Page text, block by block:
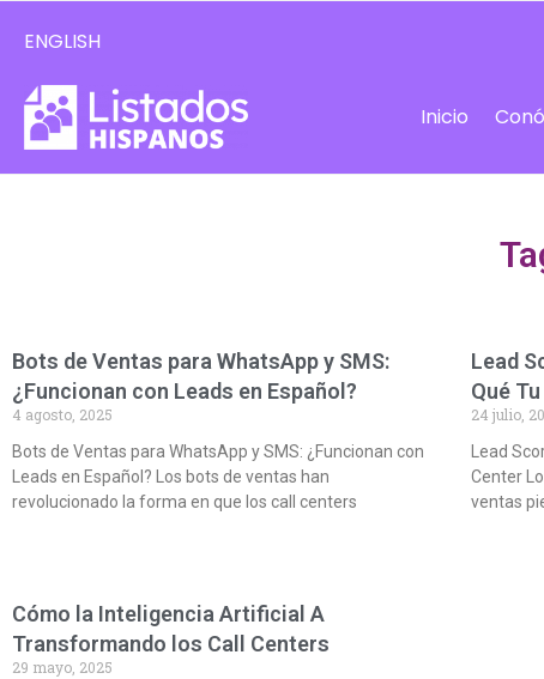
ENGLISH
Inicio
Bots de Ventas para WhatsApp y SMS:
¿Funcionan con Leads en Español?
4 agosto, 2025
Bots de Ventas para WhatsApp y SMS: ¿Funcionan con
Leads en Español? Los bots de ventas han
revolucionado la forma en que los call centers
Lead
Qué
24 julio,
Lead
Center
ventas
Cómo la Inteligencia Artificial A
Transformando los Call Centers
29 mayo, 2025